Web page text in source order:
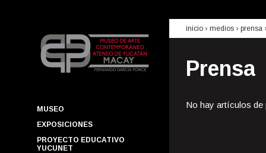
MUSEO
EXPOSICIONES
PROYECTO EDUCATIVO
YUCUNET
inicio › medios › prensa
Prensa
No hay artículos de